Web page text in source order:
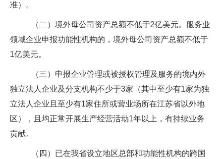
准）。
（二）境外母公司资产总额不低于2亿美元。服务业
领域企业申报功能性机构的，境外母公司资产总额不低于
1亿美元。
（三）申报企业管理或被授权管理及服务的境内外
独立法人企业及分支机构不少于3家（其中至少有1家为独
立法人企业且至少有1家住所或营业场所在江苏省以外地
区），且均正常开展生产经营活动1年以上，有持续业务
贡献。
（四）已在我省设立地区总部和功能性机构的跨国